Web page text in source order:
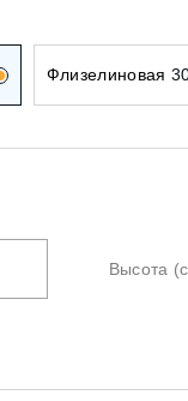
Флизелиновая
Высота